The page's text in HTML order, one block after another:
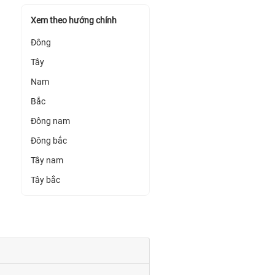
Xem theo hướng chính
Đông
Tây
Nam
Bắc
Đông nam
Đông bắc
Tây nam
Tây bắc